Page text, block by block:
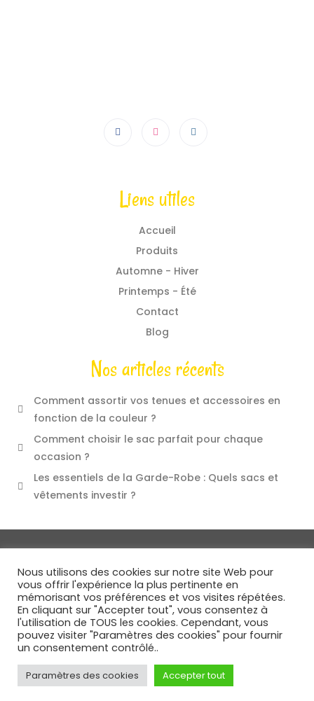
Liens utiles
Accueil
Produits
Automne - Hiver
Printemps - Été
Contact
Blog
Nos articles récents
Comment assortir vos tenues et accessoires en
fonction de la couleur ?
Comment choisir le sac parfait pour chaque
occasion ?
Les essentiels de la Garde-Robe : Quels sacs et
vêtements investir ?
Mentions légales
Politique des cookies
Conditions générales d'utilisation
Règlement général sur la protection des données
© Stelloy 2024
Nous utilisons des cookies sur notre site Web pour
vous offrir l'expérience la plus pertinente en
mémorisant vos préférences et vos visites répétées.
En cliquant sur "Accepter tout", vous consentez à
l'utilisation de TOUS les cookies. Cependant, vous
pouvez visiter "Paramètres des cookies" pour fournir
un consentement contrôlé..
Paramètres des cookies Accepter tout